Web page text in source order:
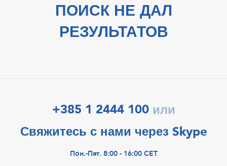
ПОИСК НЕ ДАЛ
РЕЗУЛЬТАТОВ
+385 1 2444 100 или
Свяжитесь с нами через Skype
Пон.-Пят. 8:00 - 16:00 CET